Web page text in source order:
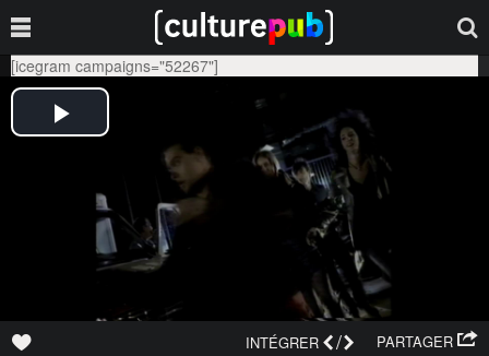
[icegram campaigns="52267"]
PARTAGER
INTÉGRER /